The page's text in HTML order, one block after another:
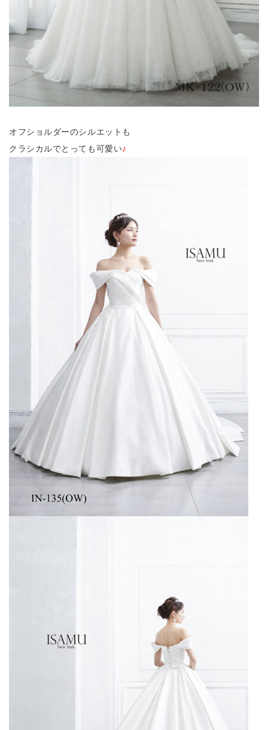
オフショルダーのシルエットも
クラシカルでとっても可愛い♪